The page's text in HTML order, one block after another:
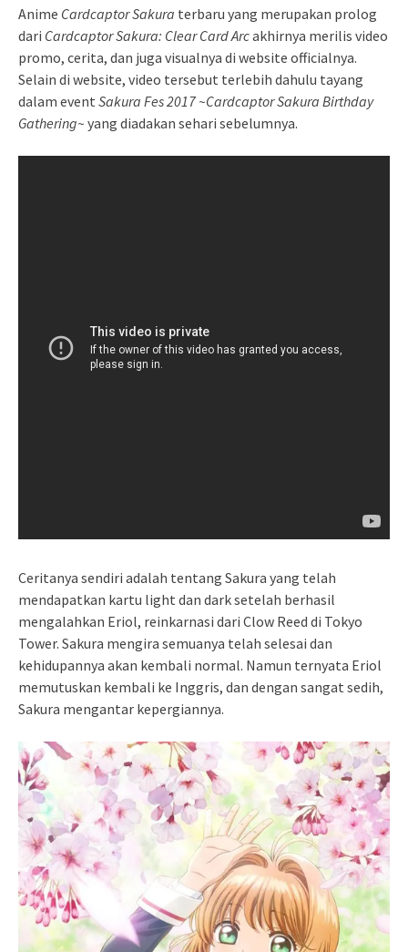
Anime Cardcaptor Sakura terbaru yang merupakan prolog
dari Cardcaptor Sakura: Clear Card Arcakhirnya merilis video
promo, cerita, dan juga visualnya di website officialnya.
Selain di website, video tersebut terlebih dahulu tayang
dalam event Sakura Fes 2017 ~Cardcaptor Sakura Birthday
Gathering~ yang diadakan sehari sebelumnya.
Ceritanya sendiri adalah tentang Sakura yang telah
mendapatkan kartu light dan dark setelah berhasil
mengalahkan Eriol, reinkarnasi dari Clow Reed di Tokyo
Tower. Sakura mengira semuanya telah selesai dan
kehidupannya akan kembali normal. Namun ternyata Eriol
memutuskan kembali ke Inggris, dan dengan sangat sedih,
Sakura mengantar kepergiannya.